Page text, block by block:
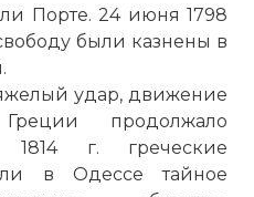
Порте. 24 июня 1798
были казнены в
удар, движение
продолжало
г. греческие
в Одессе тайное